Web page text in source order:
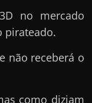
no mercado
pirateado.
não receberá o
como diziam